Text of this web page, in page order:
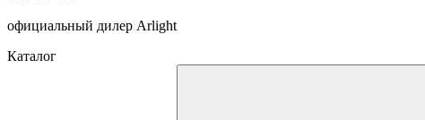
официальный дилер Arlight
Каталог